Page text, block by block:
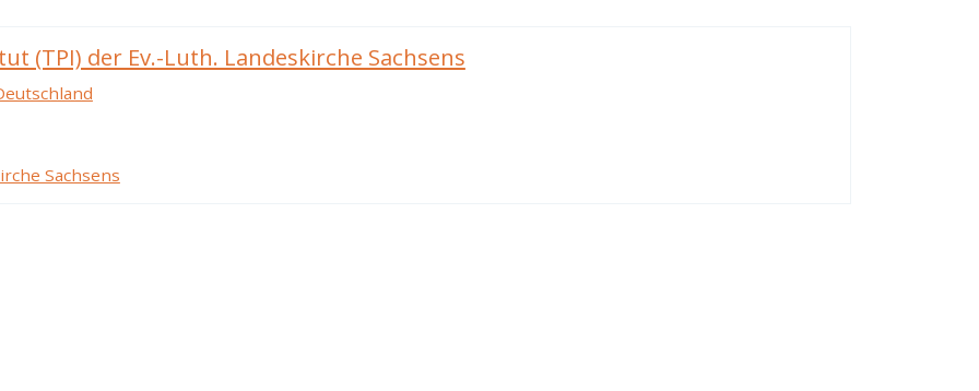
(TPI) der Ev.-Luth. Landeskirche Sachsens
Sachsens